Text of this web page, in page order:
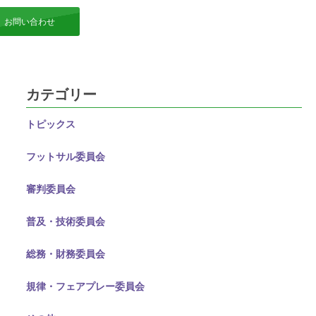
お問い合わせ
カテゴリー
トピックス
フットサル委員会
審判委員会
普及・技術委員会
総務・財務委員会
規律・フェアプレー委員会